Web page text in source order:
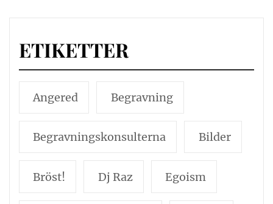
ETIKETTER
Angered Begravning
Begravningskonsulterna Bilder
Bröst! Dj Raz Egoism